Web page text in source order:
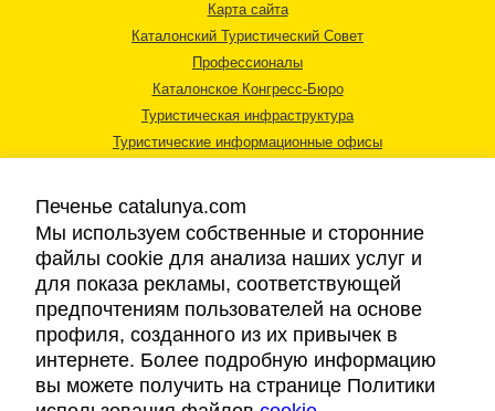
Карта сайта
Каталонский Туристический Совет
Профессионалы
Каталонское Конгресс-Бюро
Туристическая инфраструктура
Туристические информационные офисы
Правовая информация
Cookies
Доступность
Печенье catalunya.com
Мы используем собственные и сторонние
файлы cookie для анализа наших услуг и
для показа рекламы, соответствующей
предпочтениям пользователей на основе
профиля, созданного из их привычек в
интернете. Более подробную информацию
вы можете получить на странице Политики